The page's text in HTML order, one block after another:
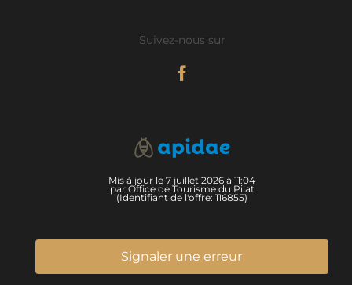
Suivez-nous sur
Mis à jour le 7 juillet 2026 à 11:04
par Office de Tourisme du Pilat
(Identifiant de l'offre: 116855)
Signaler une erreur